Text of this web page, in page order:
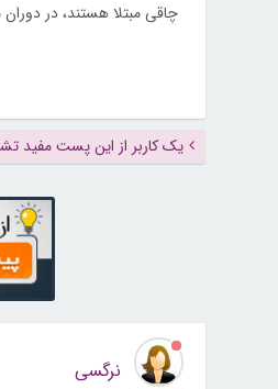
چاقی مبتلا هستند، در
یک کاربر از این پست مفید
نرگسی